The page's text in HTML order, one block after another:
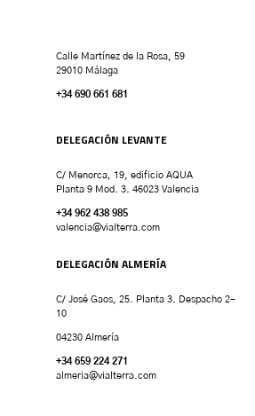
Calle Martínez de la Rosa, 59
29010 Málaga
+34 690 661 681
DELEGACIÓN LEVANTE
C/ Menorca, 19, edificio AQUA
Planta 9 Mod. 3. 46023 Valencia
+34 962 438 985
valencia@vialterra.com
DELEGACIÓN ALMERÍA
C/ José Gaos, 25. Planta 3. Despacho 2-
10
04230 Almería
+34 659 224 271
almeria@vialterra.com